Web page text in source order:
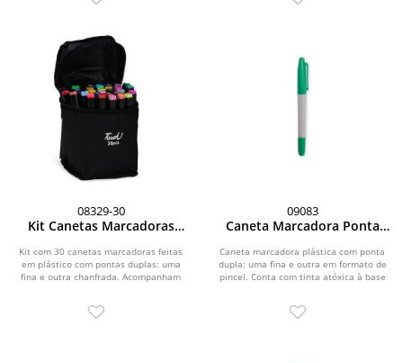
08329-30
Kit Canetas Marcadoras
Kit com 30 canetas marcadoras feitas
em plástico com pontas duplas: uma
fina e outra chanfrada. Acompanham
09083
Caneta Marcadora Ponta
Caneta marcadora plástica com ponta
dupla: uma fina e outra em formato de
pincel. Conta com tinta atóxica à base